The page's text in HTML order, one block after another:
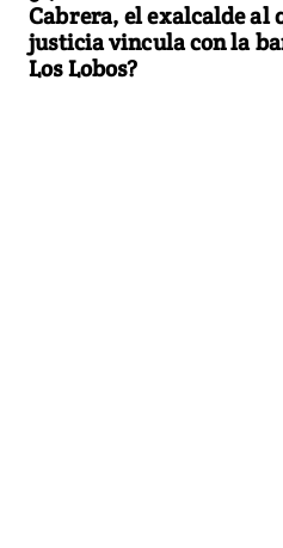
Cabrera, el exalcalde al
justicia vincula con la
Los Lobos?